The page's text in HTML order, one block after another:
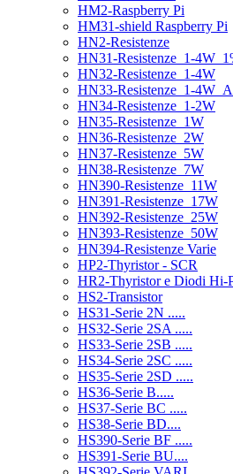
HM2-Raspberry Pi
HM31-shield Raspberry Pi
HN2-Resistenze
HN31-Resistenze_1-
HN32-Resistenze_1-4W
HN33-Resistenze_1-
HN34-Resistenze_1-2W
HN35-Resistenze_1W
HN36-Resistenze_2W
HN37-Resistenze_5W
HN38-Resistenze_7W
HN390-Resistenze_11W
HN391-Resistenze_17W
HN392-Resistenze_25W
HN393-Resistenze_50W
HN394-Resistenze Varie
HP2-Thyristor - SCR
HR2-Thyristor e Diodi Hi-
HS2-Transistor
HS31-Serie 2N .....
HS32-Serie 2SA .....
HS33-Serie 2SB .....
HS34-Serie 2SC .....
HS35-Serie 2SD .....
HS36-Serie B.....
HS37-Serie BC .....
HS38-Serie BD....
HS390-Serie BF .....
HS391-Serie BU....